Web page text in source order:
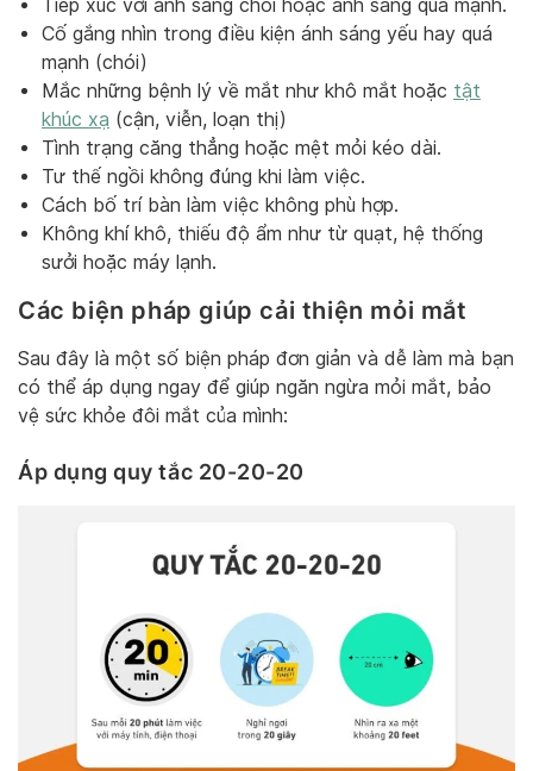
Tiếp xúc với ánh sáng chói hoặc ánh sáng quá mạnh.
Cố gắng nhìn trong điều kiện ánh sáng yếu hay quá
mạnh (chói)
Mắc những bệnh lý về mắt như khô mắt hoặc tật
khúc xạ (cận, viễn, loạn thị)
Tình trạng căng thẳng hoặc mệt mỏi kéo dài.
Tư thế ngồi không đúng khi làm việc.
Cách bố trí bàn làm việc không phù hợp.
Không khí khô, thiếu độ ẩm như từ quạt, hệ thống
sưởi hoặc máy lạnh.
Các biện pháp giúp cải thiện mỏi mắt
Sau đây là một số biện pháp đơn giản và dễ làm mà bạn
có thể áp dụng ngay để giúp ngăn ngừa mỏi mắt, bảo
vệ sức khỏe đôi mắt của mình:
Áp dụng quy tắc 20-20-20